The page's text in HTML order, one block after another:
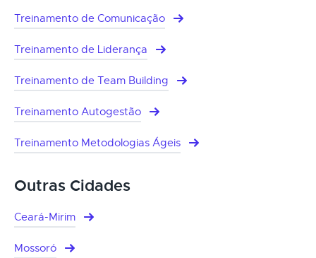
Treinamento de Comunicação
Treinamento de Liderança
Treinamento de Team Building
Treinamento Autogestão
Treinamento Metodologias Ágeis
Outras Cidades
Ceará-Mirim
Mossoró